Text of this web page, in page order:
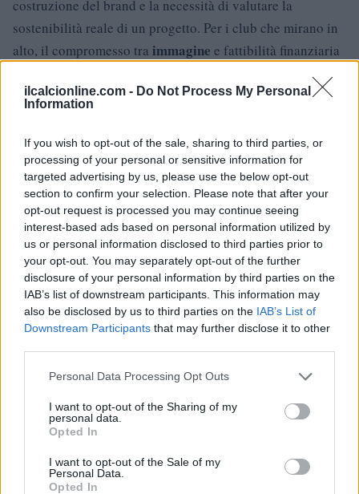
ilcalcionline.com - Do Not Process My Personal
Information
If you wish to opt-out of the sale, sharing to third parties, or
processing of your personal or sensitive information for
targeted advertising by us, please use the below opt-out
section to confirm your selection. Please note that after your
opt-out request is processed you may continue seeing
interest-based ads based on personal information utilized by
us or personal information disclosed to third parties prior to
your opt-out. You may separately opt-out of the further
disclosure of your personal information by third parties on the
IAB’s list of downstream participants. This information may
also be disclosed by us to third parties on the IAB’s List of
Downstream Participants that may further disclose it to other
Please note that this website/app uses one or more Google
not limited to your visit or usage behaviour. You may click to
grant or deny consent to Google and its third-party tags to
use your data for below specified purposes in below Google
consent section.
Personal Data Processing Opt Outs
I want to opt-out of the Sharing of my
personal data.
Opted In
I want to opt-out of the Sale of my
Personal Data.
Opted In
costruzione del brand e la necessità di valutare la
sostenibilità reale di un progetto. Per i club che mirano in
alto, il compromesso tra immagine e fattibilità finanziaria
In conclusione, l’ipotesi Klopp all’Al-Ittihad resta
concreta. Le parti interessate potranno rivalutare la
situazione solo se cambieranno i parametri fondamentali
che oggi la rendono impossibile o altamente improbabile.
AUTORE
Andrea Conforti
Andrea Conforti, 46enne torinese dal look
casual e naturale, è un analista tattico che
Stadio Olimpico Grande Torino: da
che propugna spiegazioni visive per il tifoso
critico. Dettaglio unico: una stagione allenatore